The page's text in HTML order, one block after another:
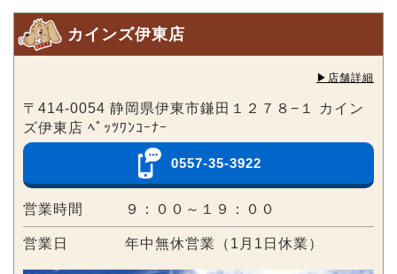
カインズ伊東店
▶︎店舗詳細
〒414-0054 静岡県伊東市鎌田１２７８−１ カイン
ズ伊東店 ﾍﾟｯﾂﾜﾝｺｰﾅｰ
0557-35-3922
営業時間 ９：００～１９：００
営業日 年中無休営業（1月1日休業）